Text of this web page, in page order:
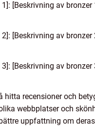
1]: [Beskrivning av bronzer
2]: [Beskrivning av bronzer
3]: [Beskrivning av bronzer
hitta recensioner och
webbplatser och
uppfattning om